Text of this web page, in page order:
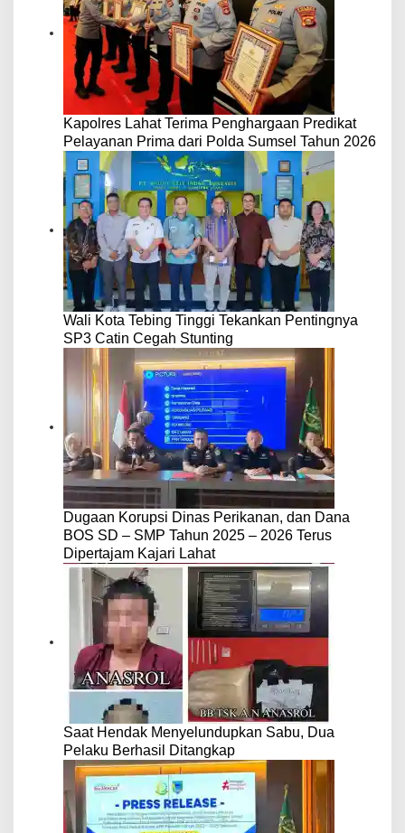
Kapolres Lahat Terima Penghargaan Predikat
Pelayanan Prima dari Polda Sumsel Tahun 2026
Wali Kota Tebing Tinggi Tekankan Pentingnya
SP3 Catin Cegah Stunting
Dugaan Korupsi Dinas Perikanan, dan Dana
BOS SD – SMP Tahun 2025 – 2026 Terus
Dipertajam Kajari Lahat
Saat Hendak Menyelundupkan Sabu, Dua
Pelaku Berhasil Ditangkap